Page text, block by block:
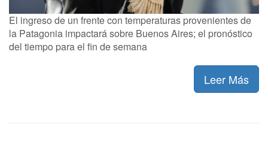
El ingreso de un frente con temperaturas provenientes de
la Patagonia impactará sobre Buenos Aires; el pronóstico
del tiempo para el fin de semana
Leer Más